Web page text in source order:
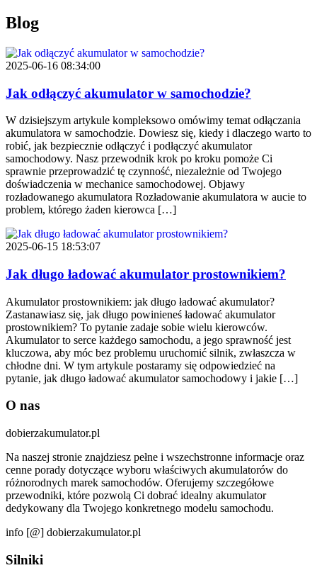
Blog
2025-06-16 08:34:00
Jak odłączyć akumulator w samochodzie?
W dzisiejszym artykule kompleksowo omówimy temat odłączania
akumulatora w samochodzie. Dowiesz się, kiedy i dlaczego warto to
robić, jak bezpiecznie odłączyć i podłączyć akumulator
samochodowy. Nasz przewodnik krok po kroku pomoże Ci
sprawnie przeprowadzić tę czynność, niezależnie od Twojego
doświadczenia w mechanice samochodowej. Objawy
rozładowanego akumulatora Rozładowanie akumulatora w aucie to
problem, którego żaden kierowca […]
2025-06-15 18:53:07
Jak długo ładować akumulator prostownikiem?
Akumulator prostownikiem: jak długo ładować akumulator?
Zastanawiasz się, jak długo powinieneś ładować akumulator
prostownikiem? To pytanie zadaje sobie wielu kierowców.
Akumulator to serce każdego samochodu, a jego sprawność jest
kluczowa, aby móc bez problemu uruchomić silnik, zwłaszcza w
chłodne dni. W tym artykule postaramy się odpowiedzieć na
pytanie, jak długo ładować akumulator samochodowy i jakie […]
O nas
dobierzakumulator.pl
Na naszej stronie znajdziesz pełne i wszechstronne informacje oraz
cenne porady dotyczące wyboru właściwych akumulatorów do
różnorodnych marek samochodów. Oferujemy szczegółowe
przewodniki, które pozwolą Ci dobrać idealny akumulator
dedykowany dla Twojego konkretnego modelu samochodu.
info [@] dobierzakumulator.pl
Silniki